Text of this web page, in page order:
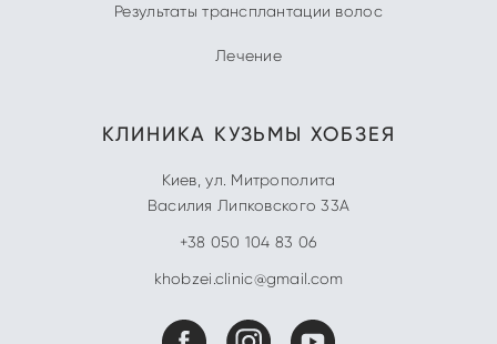
Результаты трансплантации волос
Лечение
КЛИНИКА КУЗЬМЫ ХОБЗЕЯ
Киев ,ул. Митрополита
Василия Липковского 33А
+38 050 104 83 06
khobzei.clinic@gmail.com